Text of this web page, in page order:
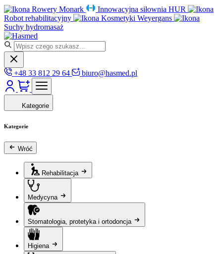
Rowery Monark
Innowacyjna siłownia HUR
Robot rehabilitacyjny
Kosmetyki Weyergans
Suchy hydromasaż
+48 33 812 29 64 biuro@hasmed.pl
Kategorie
Kategorie
Wróć
Rehabilitacja
Medycyna
Stomatologia, protetyka i ortodoncja
Higiena